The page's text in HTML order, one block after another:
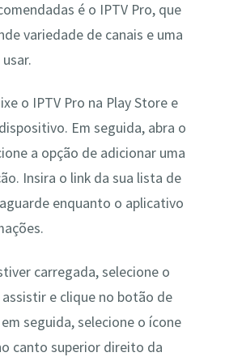
é o IPTV Pro, que
variedade de canais e uma
o IPTV Pro na Play Store e
Em seguida, abra o
a opção de adicionar uma
Insira o link da sua lista de
enquanto o aplicativo
carregada, selecione o
e clique no botão de
seguida, selecione o ícone
canto superior direito da